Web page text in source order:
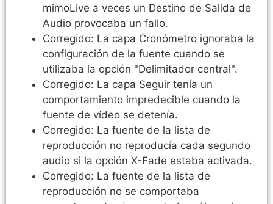
mimoLive a veces un Destino de Salida de
Audio provocaba un fallo.
Corregido: La capa Cronómetro ignoraba la
configuración de la fuente cuando se
utilizaba la opción "Delimitador central".
Corregido: La capa Seguir tenía un
comportamiento impredecible cuando la
fuente de vídeo se detenía.
Corregido: La fuente de la lista de
reproducción no reproducía cada segundo
audio si la opción X-Fade estaba activada.
Corregido: La fuente de la lista de
reproducción no se comportaba